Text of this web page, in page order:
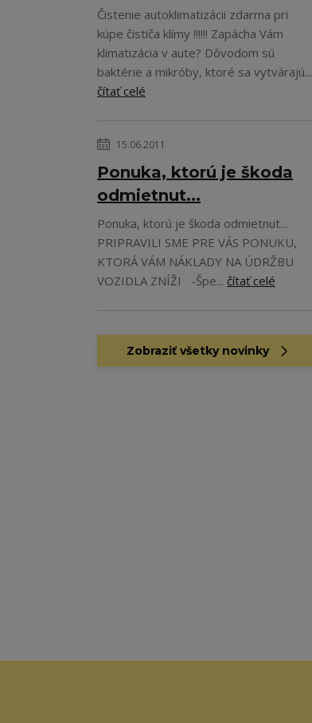
Čistenie autoklimatizácii zdarma pri
kúpe čističa klímy !!!!!! Zapácha Vám
klimatizácia v aute? Dôvodom sú
baktérie a mikróby, ktoré sa vytvárajú...
čítať celé
15.06.2011
Ponuka, ktorú je škoda
odmietnut...
Ponuka, ktorú je škoda odmietnut...
PRIPRAVILI SME PRE VÁS PONUKU,
KTORÁ VÁM NÁKLADY NA ÚDRŽBU
VOZIDLA ZNÍŽI -Špe... čítať celé
Zobraziť všetky novinky